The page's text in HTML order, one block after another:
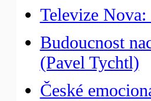
Televize
Budoucnost
(Pavel Tychtl)
České